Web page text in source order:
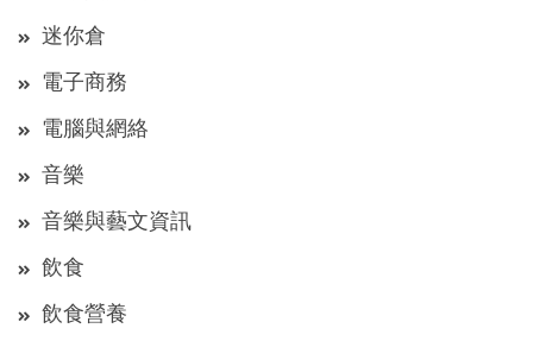
迷你倉
電子商務
電腦與網絡
音樂
音樂與藝文資訊
飲食
飲食營養